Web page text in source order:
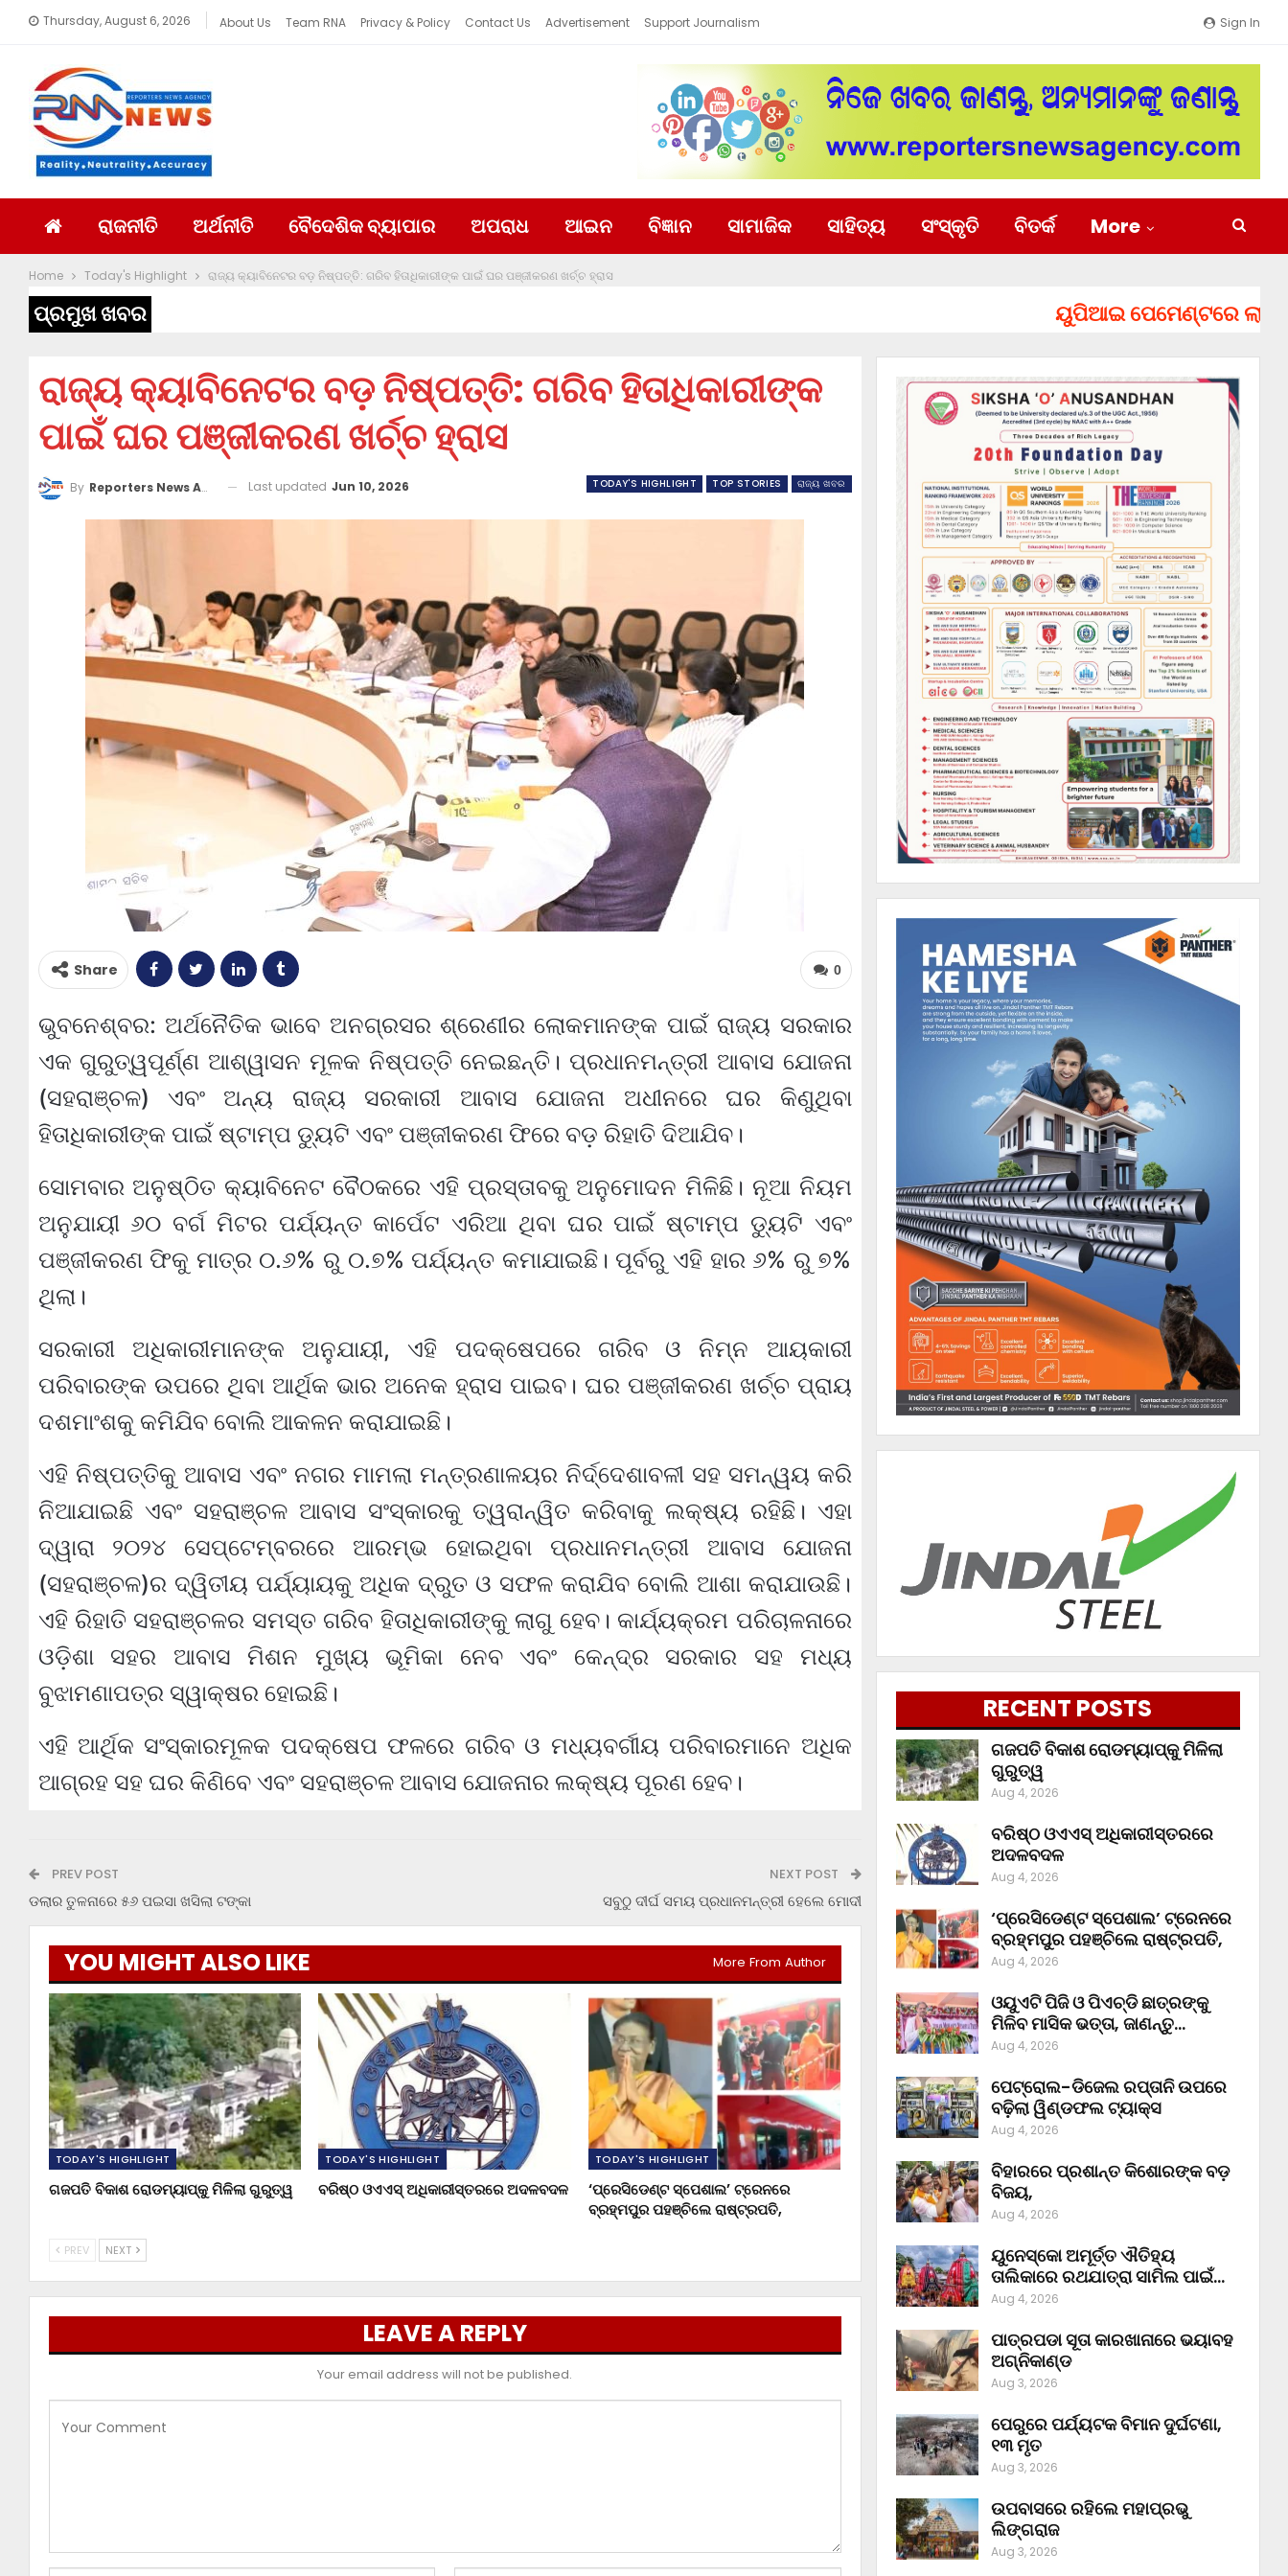
Sign In
Thursday, August 6, 2026 About Us Team RNA Privacy & Policy Contact Us Advertisement Support Journalism
ରାଜନୀତି ଅର୍ଥନୀତି ବୈଦେଶିକ ବ୍ୟାପାର ଅପରାଧ ଆଇନ ବିଜ୍ଞାନ ସାମାଜିକ ସାହିତ୍ୟ ସଂସ୍କୃତି ବିତର୍କ More
Home Today's Highlight ରାଜ୍ୟ କ୍ୟାବିନେଟର ବଡ଼ ନିଷ୍ପତ୍ତି: ଗରିବ ହିତାଧିକାରୀଙ୍କ ପାଇଁ ଘର ପଞ୍ଜୀକରଣ ଖର୍ଚ୍ଚ ହ୍ରାସ
ପ୍ରମୁଖ ଖବର ୟୁପିଆଇ ପେମେଣ୍ଟରେ ଲାଗିପାରେ
ରାଜ୍ୟ କ୍ୟାବିନେଟର ବଡ଼ ନିଷ୍ପତ୍ତି: ଗରିବ ହିତାଧିକାରୀଙ୍କ
ପାଇଁ ଘର ପଞ୍ଜୀକରଣ ଖର୍ଚ୍ଚ ହ୍ରାସ
TODAY'S HIGHLIGHT TOP STORIES ରାଜ୍ୟ ଖବର
By Reporters News Agency Last updated Jun 10, 2026
0
Share
ଭୁବନେଶ୍ବର: ଅର୍ଥନୈତିକ ଭାବେ ଅନଗ୍ରସର ଶ୍ରେଣୀର ଲୋକମାନଙ୍କ ପାଇଁ ରାଜ୍ୟ ସରକାର
ଏକ ଗୁରୁତ୍ୱପୂର୍ଣ୍ଣ ଆଶ୍ୱାସନ ମୂଳକ ନିଷ୍ପତ୍ତି ନେଇଛନ୍ତି। ପ୍ରଧାନମନ୍ତ୍ରୀ ଆବାସ ଯୋଜନା
(ସହରାଞ୍ଚଳ) ଏବଂ ଅନ୍ୟ ରାଜ୍ୟ ସରକାରୀ ଆବାସ ଯୋଜନା ଅଧୀନରେ ଘର କିଣୁଥିବା
ହିତାଧିକାରୀଙ୍କ ପାଇଁ ଷ୍ଟାମ୍ପ ଡ୍ୟୁଟି ଏବଂ ପଞ୍ଜୀକରଣ ଫିରେ ବଡ଼ ରିହାତି ଦିଆଯିବ।
ସୋମବାର ଅନୁଷ୍ଠିତ କ୍ୟାବିନେଟ ବୈଠକରେ ଏହି ପ୍ରସ୍ତାବକୁ ଅନୁମୋଦନ ମିଳିଛି। ନୂଆ ନିୟମ
ଅନୁଯାୟୀ ୬୦ ବର୍ଗ ମିଟର ପର୍ଯ୍ୟନ୍ତ କାର୍ପେଟ ଏରିଆ ଥିବା ଘର ପାଇଁ ଷ୍ଟାମ୍ପ ଡ୍ୟୁଟି ଏବଂ
ପଞ୍ଜୀକରଣ ଫିକୁ ମାତ୍ର ୦.୬% ରୁ ୦.୭% ପର୍ଯ୍ୟନ୍ତ କମାଯାଇଛି। ପୂର୍ବରୁ ଏହି ହାର ୬% ରୁ ୭%
ଥିଲା।
ସରକାରୀ ଅଧିକାରୀମାନଙ୍କ ଅନୁଯାୟୀ, ଏହି ପଦକ୍ଷେପରେ ଗରିବ ଓ ନିମ୍ନ ଆୟକାରୀ
ପରିବାରଙ୍କ ଉପରେ ଥିବା ଆର୍ଥିକ ଭାର ଅନେକ ହ୍ରାସ ପାଇବ। ଘର ପଞ୍ଜୀକରଣ ଖର୍ଚ୍ଚ ପ୍ରାୟ
ଦଶମାଂଶକୁ କମିଯିବ ବୋଲି ଆକଳନ କରାଯାଇଛି।
ଏହି ନିଷ୍ପତ୍ତିକୁ ଆବାସ ଏବଂ ନଗର ମାମଲା ମନ୍ତ୍ରଣାଳୟର ନିର୍ଦ୍ଦେଶାବଳୀ ସହ ସମନ୍ୱୟ କରି
ନିଆଯାଇଛି ଏବଂ ସହରାଞ୍ଚଳ ଆବାସ ସଂସ୍କାରକୁ ତ୍ୱରାନ୍ୱିତ କରିବାକୁ ଲକ୍ଷ୍ୟ ରହିଛି। ଏହା
ଦ୍ୱାରା ୨୦୨୪ ସେପ୍ଟେମ୍ବରରେ ଆରମ୍ଭ ହୋଇଥିବା ପ୍ରଧାନମନ୍ତ୍ରୀ ଆବାସ ଯୋଜନା
(ସହରାଞ୍ଚଳ)ର ଦ୍ୱିତୀୟ ପର୍ଯ୍ୟାୟକୁ ଅଧିକ ଦ୍ରୁତ ଓ ସଫଳ କରାଯିବ ବୋଲି ଆଶା କରାଯାଉଛି।
ଏହି ରିହାତି ସହରାଞ୍ଚଳର ସମସ୍ତ ଗରିବ ହିତାଧିକାରୀଙ୍କୁ ଲାଗୁ ହେବ। କାର୍ଯ୍ୟକ୍ରମ ପରିଚାଳନାରେ
ଓଡ଼ିଶା ସହର ଆବାସ ମିଶନ ମୁଖ୍ୟ ଭୂମିକା ନେବ ଏବଂ କେନ୍ଦ୍ର ସରକାର ସହ ମଧ୍ୟ
ବୁଝାମଣାପତ୍ର ସ୍ୱାକ୍ଷର ହୋଇଛି।
ଏହି ଆର୍ଥିକ ସଂସ୍କାରମୂଳକ ପଦକ୍ଷେପ ଫଳରେ ଗରିବ ଓ ମଧ୍ୟବର୍ଗୀୟ ପରିବାରମାନେ ଅଧିକ
ଆଗ୍ରହ ସହ ଘର କିଣିବେ ଏବଂ ସହରାଞ୍ଚଳ ଆବାସ ଯୋଜନାର ଲକ୍ଷ୍ୟ ପୂରଣ ହେବ।
PREV POST
ଡଲାର ତୁଳନାରେ ୫୬ ପଇସା ଖସିଲା ଟଙ୍କା
NEXT POST
ସବୁଠୁ ଦୀର୍ଘ ସମୟ ପ୍ରଧାନମନ୍ତ୍ରୀ ହେଲେ ମୋଦୀ
YOU MIGHT ALSO LIKE More From Author
TODAY'S HIGHLIGHT
ଗଜପତି ବିକାଶ ରୋଡମ୍ୟାପ୍‌କୁ ମିଳିଲା ଗୁରୁତ୍ୱ
TODAY'S HIGHLIGHT
ବରିଷ୍ଠ ଓଏଏସ୍‌ ଅଧିକାରୀସ୍ତରରେ ଅଦଳବଦଳ
TODAY'S HIGHLIGHT
‘ପ୍ରେସିଡେଣ୍ଟ ସ୍ପେଶାଲ’ ଟ୍ରେନରେ
ବ୍ରହ୍ମପୁର ପହଞ୍ଚିଲେ ରାଷ୍ଟ୍ରପତି,
PREV NEXT
LEAVE A REPLY
Your email address will not be published.
RECENT POSTS
ଗଜପତି ବିକାଶ ରୋଡମ୍ୟାପ୍‌କୁ ମିଳିଲା
ଗୁରୁତ୍ୱ
Aug 4, 2026
ବରିଷ୍ଠ ଓଏଏସ୍‌ ଅଧିକାରୀସ୍ତରରେ
ଅଦଳବଦଳ
Aug 4, 2026
‘ପ୍ରେସିଡେଣ୍ଟ ସ୍ପେଶାଲ’ ଟ୍ରେନରେ
ବ୍ରହ୍ମପୁର ପହଞ୍ଚିଲେ ରାଷ୍ଟ୍ରପତି,
Aug 4, 2026
ଓୟୁଏଟି ପିଜି ଓ ପିଏଚ୍‌ଡି ଛାତ୍ରଙ୍କୁ
ମିଳିବ ମାସିକ ଭତ୍ତା, ଜାଣନ୍ତୁ…
Aug 4, 2026
ପେଟ୍ରୋଲ-ଡିଜେଲ ରପ୍ତାନି ଉପରେ
ବଢ଼ିଲା ୱିଣ୍ଡଫଲ ଟ୍ୟାକ୍ସ
Aug 4, 2026
ବିହାରରେ ପ୍ରଶାନ୍ତ କିଶୋରଙ୍କ ବଡ଼
ବିଜୟ,
Aug 4, 2026
ୟୁନେସ୍କୋ ଅମୂର୍ତ୍ତ ଐତିହ୍ୟ
ତାଲିକାରେ ରଥଯାତ୍ରା ସାମିଲ ପାଇଁ…
Aug 4, 2026
ପାତ୍ରପଡା ସୂତା କାରଖାନାରେ ଭୟାବହ
ଅଗ୍ନିକାଣ୍ଡ
Aug 3, 2026
ପେରୁରେ ପର୍ଯ୍ୟଟକ ବିମାନ ଦୁର୍ଘଟଣା,
୧୩ ମୃତ
Aug 3, 2026
ଉପବାସରେ ରହିଲେ ମହାପ୍ରଭୁ
ଲିଙ୍ଗରାଜ
Aug 3, 2026